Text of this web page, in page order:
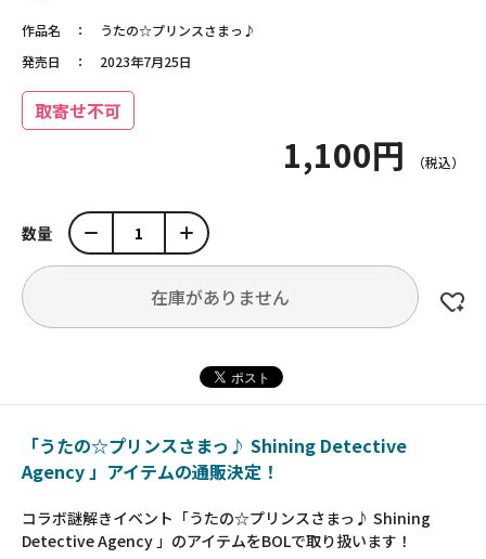
作品名
うたの☆プリンスさまっ♪
発売日
2023年7月25日
取寄せ不可
1,100円
数量
在庫がありません
「うたの☆プリンスさまっ♪ Shining Detective
Agency 」アイテムの通販決定！
コラボ謎解きイベント「うたの☆プリンスさまっ♪ Shining
Detective Agency 」のアイテムをBOLで取り扱います！